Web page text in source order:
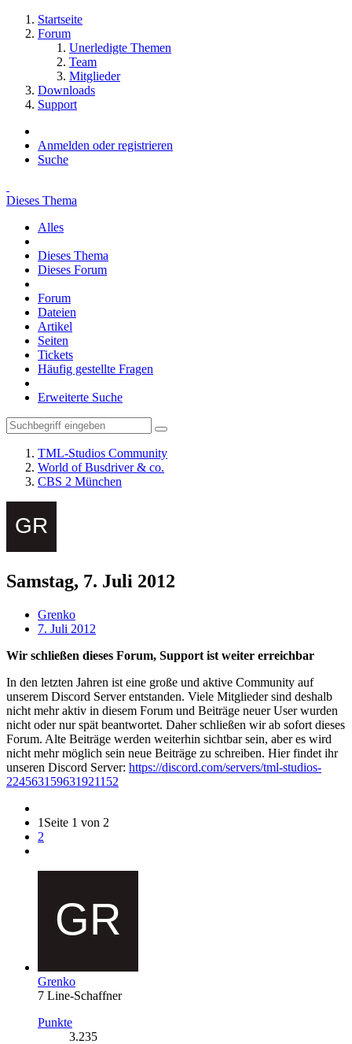
Startseite
Forum
Unerledigte Themen
Team
Mitglieder
Downloads
Support
Anmelden oder registrieren
Suche
Dieses Thema
Alles
Dieses Thema
Dieses Forum
Forum
Dateien
Artikel
Seiten
Tickets
Häufig gestellte Fragen
Erweiterte Suche
TML-Studios Community
World of Busdriver & co.
CBS 2 München
Samstag, 7. Juli 2012
Grenko
7. Juli 2012
Wir schließen dieses Forum, Support ist weiter erreichbar
In den letzten Jahren ist eine große und aktive Community auf
unserem Discord Server entstanden. Viele Mitglieder sind deshalb
nicht mehr aktiv in diesem Forum und Beiträge neuer User wurden
nicht oder nur spät beantwortet. Daher schließen wir ab sofort dieses
Forum. Alte Beiträge werden weiterhin sichtbar sein, aber es wird
nicht mehr möglich sein neue Beiträge zu schreiben. Hier findet ihr
unseren Discord Server: https://discord.com/servers/tml-studios-
224563159631921152
1 Seite 1 von 2
2
Grenko
7 Line-Schaffner
Punkte
3.235